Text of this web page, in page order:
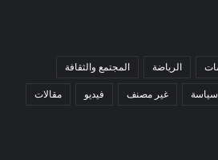
الرياضة المجتمع والثقافة
سياسة غير مصنف فيديو مقالات